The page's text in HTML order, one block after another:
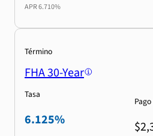
APR6.710%
Término
FHA 30-Year
Tasa
6.125%